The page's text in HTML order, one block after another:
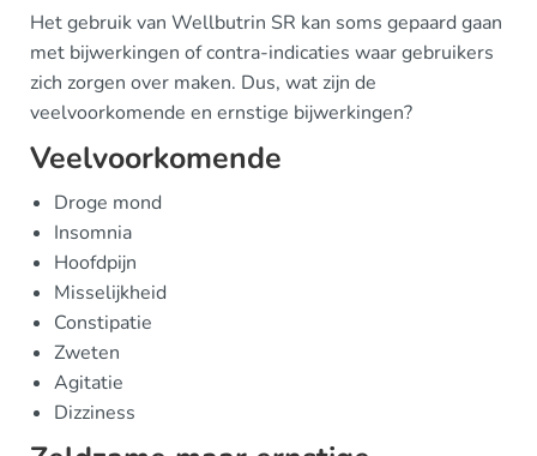
Het gebruik van Wellbutrin SR kan soms gepaard gaan
met bijwerkingen of contra-indicaties waar gebruikers
zich zorgen over maken. Dus, wat zijn de
veelvoorkomende en ernstige bijwerkingen?
Veelvoorkomende
Droge mond
Insomnia
Hoofdpijn
Misselijkheid
Constipatie
Zweten
Agitatie
Dizziness